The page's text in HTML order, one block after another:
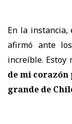
En la
afirmó ante
increíble. Estoy
de mi
grande de